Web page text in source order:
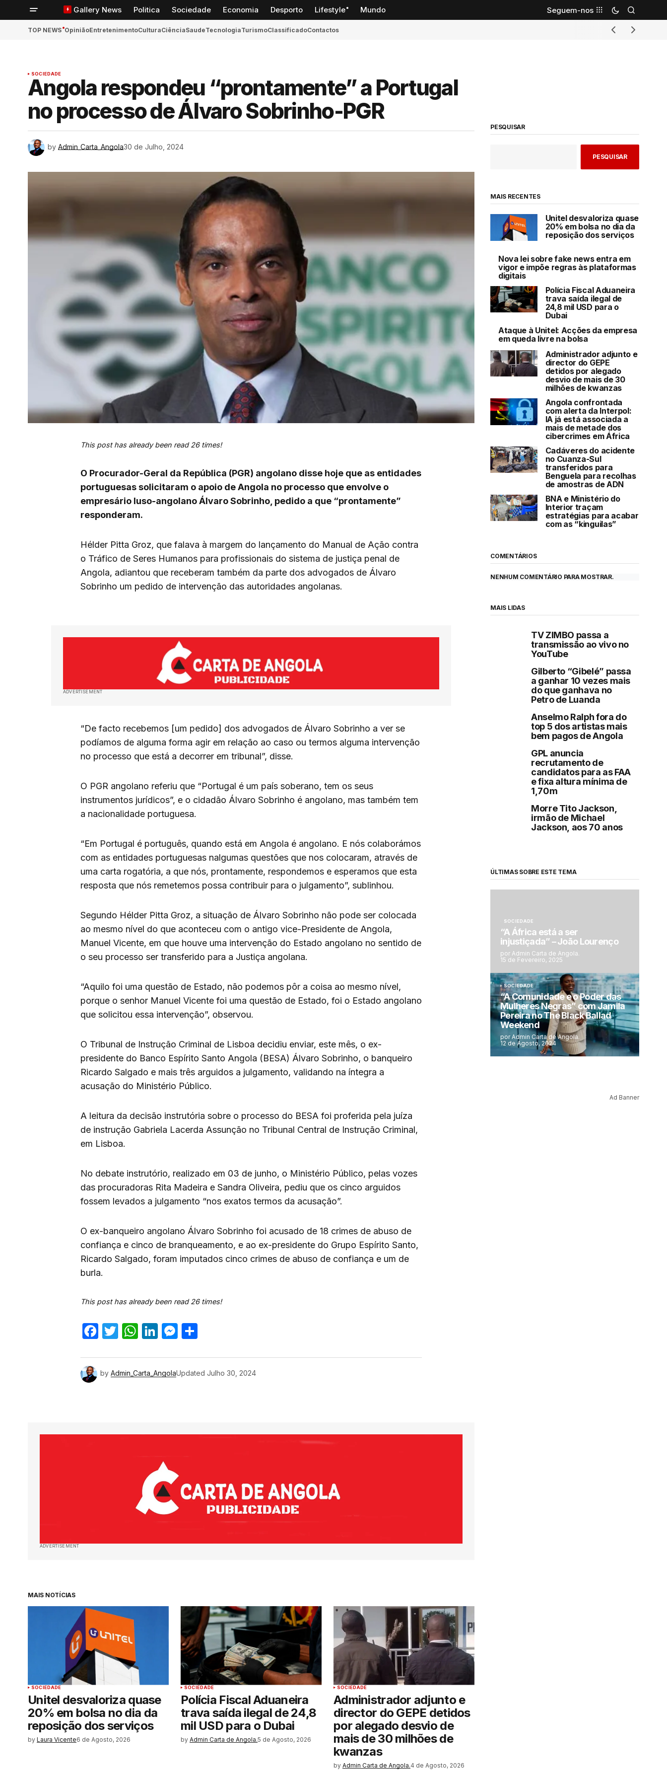
Gallery News Politica Sociedade Economia Desporto Lifestyle Mundo Seguem-nos
TOP NEWS OpiniãoEntretenimentoCulturaCiênciaSaudeTecnologiaTurismoClassificadoContactos
SOCIEDADE
Angola respondeu “prontamente” a Portugal
no processo de Álvaro Sobrinho-PGR
by Admin_Carta_Angola30 de Julho, 2024
This post has already been read 26 times!
O Procurador-Geral da República (PGR) angolano disse hoje que as entidades
portuguesas solicitaram o apoio de Angola no processo que envolve o
empresário luso-angolano Álvaro Sobrinho, pedido a que “prontamente”
responderam.
Hélder Pitta Groz, que falava à margem do lançamento do Manual de Ação contra
o Tráfico de Seres Humanos para profissionais do sistema de justiça penal de
Angola, adiantou que receberam também da parte dos advogados de Álvaro
Sobrinho um pedido de intervenção das autoridades angolanas.
ADVERTISEMENT
“De facto recebemos [um pedido] dos advogados de Álvaro Sobrinho a ver se
podíamos de alguma forma agir em relação ao caso ou termos alguma intervenção
no processo que está a decorrer em tribunal”, disse.
O PGR angolano referiu que “Portugal é um país soberano, tem os seus
instrumentos jurídicos”, e o cidadão Álvaro Sobrinho é angolano, mas também tem
a nacionalidade portuguesa.
“Em Portugal é português, quando está em Angola é angolano. E nós colaborámos
com as entidades portuguesas nalgumas questões que nos colocaram, através de
uma carta rogatória, a que nós, prontamente, respondemos e esperamos que esta
resposta que nós remetemos possa contribuir para o julgamento”, sublinhou.
Segundo Hélder Pitta Groz, a situação de Álvaro Sobrinho não pode ser colocada
ao mesmo nível do que aconteceu com o antigo vice-Presidente de Angola,
Manuel Vicente, em que houve uma intervenção do Estado angolano no sentido de
o seu processo ser transferido para a Justiça angolana.
“Aquilo foi uma questão de Estado, não podemos pôr a coisa ao mesmo nível,
porque o senhor Manuel Vicente foi uma questão de Estado, foi o Estado angolano
que solicitou essa intervenção”, observou.
O Tribunal de Instrução Criminal de Lisboa decidiu enviar, este mês, o ex-
presidente do Banco Espírito Santo Angola (BESA) Álvaro Sobrinho, o banqueiro
Ricardo Salgado e mais três arguidos a julgamento, validando na íntegra a
acusação do Ministério Público.
A leitura da decisão instrutória sobre o processo do BESA foi proferida pela juíza
de instrução Gabriela Lacerda Assunção no Tribunal Central de Instrução Criminal,
em Lisboa.
No debate instrutório, realizado em 03 de junho, o Ministério Público, pelas vozes
das procuradoras Rita Madeira e Sandra Oliveira, pediu que os cinco arguidos
fossem levados a julgamento “nos exatos termos da acusação”.
O ex-banqueiro angolano Álvaro Sobrinho foi acusado de 18 crimes de abuso de
confiança e cinco de branqueamento, e ao ex-presidente do Grupo Espírito Santo,
Ricardo Salgado, foram imputados cinco crimes de abuso de confiança e um de
burla.
This post has already been read 26 times!
Facebook
Twitter
WhatsApp
LinkedIn
Messenger
by Admin_Carta_AngolaUpdated Julho 30, 2024
ADVERTISEMENT
MAIS NOTÍCIAS
SOCIEDADE
Unitel desvaloriza quase
20% em bolsa no dia da
reposição dos serviços
by Laura Vicente6 de Agosto, 2026
SOCIEDADE
Polícia Fiscal Aduaneira
trava saída ilegal de 24,8
mil USD para o Dubai
by Admin Carta de Angola.5 de Agosto, 2026
SOCIEDADE
Administrador adjunto e
director do GEPE detidos
por alegado desvio de
mais de 30 milhões de
kwanzas
by Admin Carta de Angola.4 de Agosto, 2026
PESQUISAR
PESQUISAR
MAIS RECENTES
Unitel desvaloriza quase
20% em bolsa no dia da
reposição dos serviços
Nova lei sobre fake news entra em
vigor e impõe regras às plataformas
digitais
Polícia Fiscal Aduaneira
trava saída ilegal de
24,8 mil USD para o
Dubai
Ataque à Unitel: Acções da empresa
em queda livre na bolsa
Administrador adjunto e
director do GEPE
detidos por alegado
desvio de mais de 30
milhões de kwanzas
Angola confrontada
com alerta da Interpol:
IA já está associada a
mais de metade dos
cibercrimes em África
Cadáveres do acidente
no Cuanza-Sul
transferidos para
Benguela para recolhas
de amostras de ADN
BNA e Ministério do
Interior traçam
estratégias para acabar
com as “kinguilas”
COMENTÁRIOS
NENHUM COMENTÁRIO PARA MOSTRAR.
MAIS LIDAS
TV ZIMBO passa a
transmissão ao vivo no
YouTube
Gilberto “Gibelé” passa
a ganhar 10 vezes mais
do que ganhava no
Petro de Luanda
Anselmo Ralph fora do
top 5 dos artistas mais
bem pagos de Angola
GPL anuncia
recrutamento de
candidatos para as FAA
e fixa altura mínima de
1,70m
Morre Tito Jackson,
irmão de Michael
Jackson, aos 70 anos
ÚLTIMAS SOBRE ESTE TEMA
SOCIEDADE
“A África está a ser
injustiçada” – João Lourenço
por Admin Carta de Angola.
15 de Fevereiro, 2025
SOCIEDADE
“A Comunidade e o Poder das
Mulheres Negras” com Jamila
Pereira no The Black Ballad
Weekend
por Admin Carta de Angola.
12 de Agosto, 2024
Ad Banner